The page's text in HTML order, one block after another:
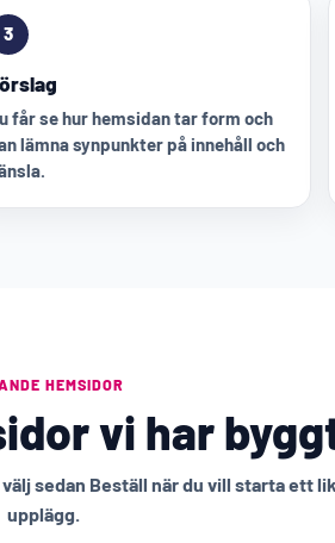
3
får se hur hemsidan tar form och
lämna synpunkter på innehåll och
HEMSIDOR
vi har
sedan Beställ när du vill starta ett
upplägg.